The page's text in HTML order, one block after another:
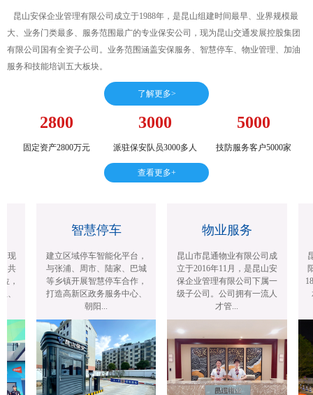
昆山安保企业管理有限公司成立于1988年，是昆山组建时间最早、业界规模最
大、业务门类最多、服务范围最广的专业保安公司，现为昆山交通发展控股集团
有限公司国有全资子公司。业务范围涵盖安保服务、智慧停车、物业管理、加油
服务和技能培训五大板块。
了解更多>
2800
固定资产2800万元
3000
派驻保安队员3000多人
5000
技防服务客户5000家
查看更多+
智慧停车
建立区域停车智能化平台，
与张浦、周市、陆家、巴城
等乡镇开展智慧停车合作，
打造高新区政务服务中心、
朝阳...
物业服务
昆山市昆通物业有限公司成
立于2016年11月，是昆山安
保企业管理有限公司下属一
级子公司。公司拥有一流人
才管...